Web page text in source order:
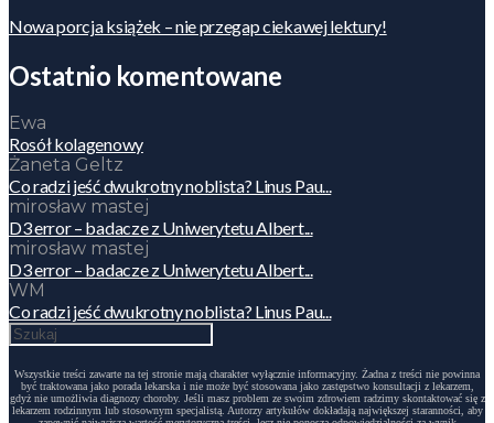
Nowa porcja książek – nie przegap ciekawej lektury!
Ostatnio komentowane
Ewa
Rosół kolagenowy
Żaneta Geltz
Co radzi jeść dwukrotny noblista? Linus Pau...
mirosław mastej
D3 error – badacze z Uniwerytetu Albert...
mirosław mastej
D3 error – badacze z Uniwerytetu Albert...
WM
Co radzi jeść dwukrotny noblista? Linus Pau...
Wszystkie treści zawarte na tej stronie mają charakter wyłącznie informacyjny. Żadna z treści nie powinna
być traktowana jako porada lekarska i nie może być stosowana jako zastępstwo konsultacji z lekarzem,
gdyż nie umożliwia diagnozy choroby. Jeśli masz problem ze swoim zdrowiem radzimy skontaktować się z
lekarzem rodzinnym lub stosownym specjalistą. Autorzy artykułów dokładają największej staranności, aby